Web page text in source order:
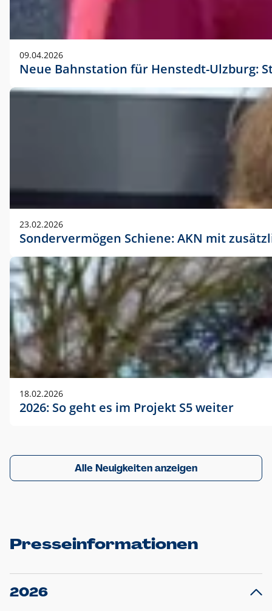
09.04.2026
Neue Bahnstation für Henstedt-Ulzburg:
23.02.2026
Sondervermögen Schiene: AKN mit
18.02.2026
2026: So geht es im Projekt S5 weiter
Alle Neuigkeiten anzeigen
Presseinformationen
2026